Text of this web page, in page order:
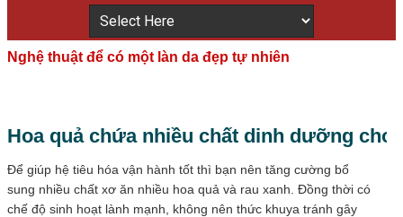
Nghệ thuật để có một làn da đẹp tự nhiên
Hoa quả chứa nhiều chất dinh dưỡng cho
Để giúp hệ tiêu hóa vận hành tốt thì bạn nên tăng cường bổ
sung nhiều chất xơ ăn nhiều hoa quả và rau xanh. Đồng thời có
chế độ sinh hoạt lành mạnh, không nên thức khuya tránh gây